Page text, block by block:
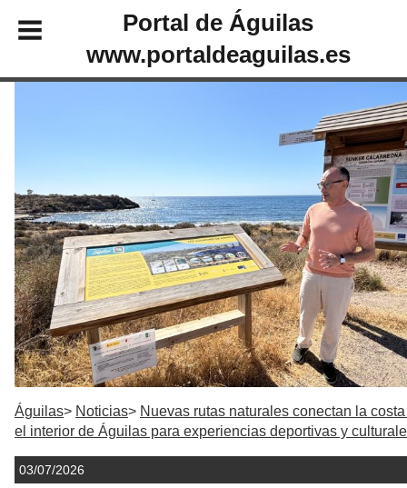
Portal de Águilas
www.portaldeaguilas.es
Águilas Noticias
Nuevas rutas naturales conectan la
el interior de Águilas para experiencias deportivas y
03/07/2026